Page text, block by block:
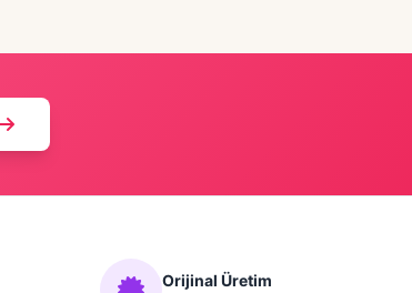
Orijinal Üretim